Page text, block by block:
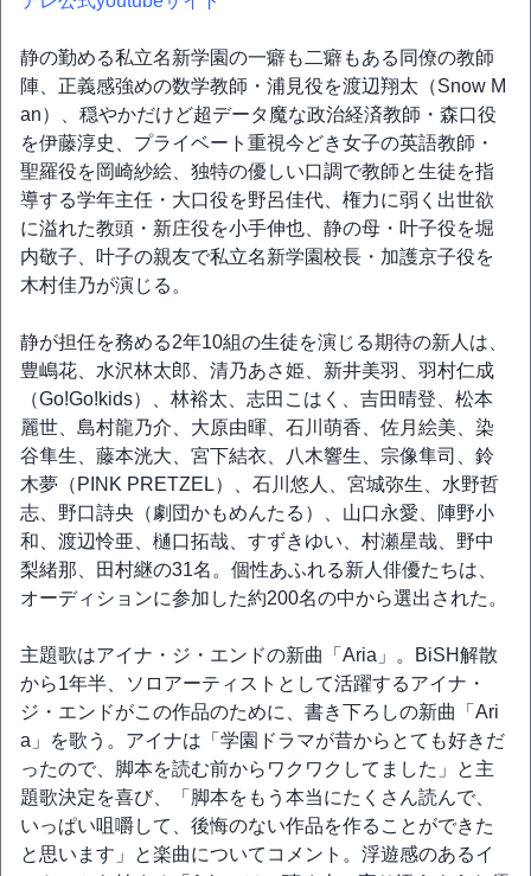
静の勤める私立名新学園の一癖も二癖もある同僚の教師
陣、正義感強めの数学教師・浦見役を渡辺翔太（Snow M
an）、穏やかだけど超データ魔な政治経済教師・森口役
を伊藤淳史、プライベート重視今どき女子の英語教師・
聖羅役を岡崎紗絵、独特の優しい口調で教師と生徒を指
導する学年主任・大口役を野呂佳代、権力に弱く出世欲
に溢れた教頭・新庄役を小手伸也、静の母・叶子役を堀
内敬子、叶子の親友で私立名新学園校長・加護京子役を
木村佳乃が演じる。
静が担任を務める2年10組の生徒を演じる期待の新人は、
豊嶋花、水沢林太郎、清乃あさ姫、新井美羽、羽村仁成
（Go!Go!kids）、林裕太、志田こはく、吉田晴登、松本
麗世、島村龍乃介、大原由暉、石川萌香、佐月絵美、染
谷隼生、藤本洸大、宮下結衣、八木響生、宗像隼司、鈴
木夢（PINK PRETZEL）、石川悠人、宮城弥生、水野哲
志、野口詩央（劇団かもめんたる）、山口永愛、陣野小
和、渡辺怜亜、樋口拓哉、すずきゆい、村瀬星哉、野中
梨緒那、田村継の31名。個性あふれる新人俳優たちは、
オーディションに参加した約200名の中から選出された。
主題歌はアイナ・ジ・エンドの新曲「Aria」。BiSH解散
から1年半、ソロアーティストとして活躍するアイナ・
ジ・エンドがこの作品のために、書き下ろしの新曲「Ari
a」を歌う。アイナは「学園ドラマが昔からとても好きだ
ったので、脚本を読む前からワクワクしてました」と主
題歌決定を喜び、「脚本をもう本当にたくさん読んで、
いっぱい咀嚼して、後悔のない作品を作ることができた
と思います」と楽曲についてコメント。浮遊感のあるイ